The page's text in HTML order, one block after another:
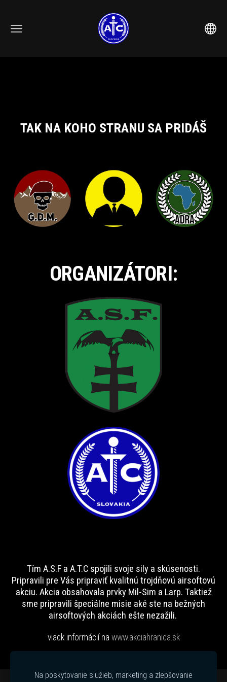
TAK NA KOHO STRANU SA PRIDÁŠ
ORGANIZÁTORI:
Tím A.S.F a A.T.C spojili svoje sily a skúsenosti.
Pripravili pre Vás pripraviť kvalitnú trojdňovú airsoftovú
akciu. Akcia obsahovala prvky Mil-Sim a Larp. Taktiež
sme pripravili špeciálne misie aké ste na bežných
airsoftových akciách ešte nezažili.
viack informácií na www.akciahranica.sk
Na poskytovanie služieb, marketing a zlepšovanie